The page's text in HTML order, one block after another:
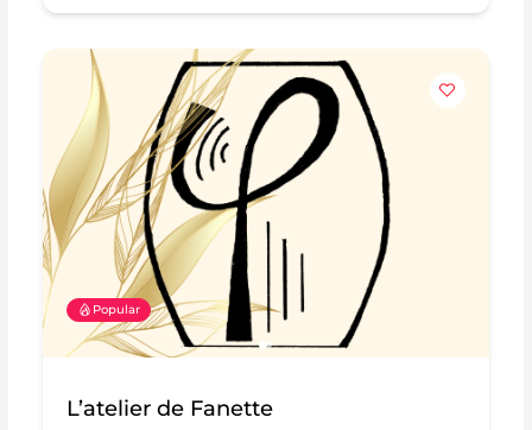
Popular
L’atelier de Fanette